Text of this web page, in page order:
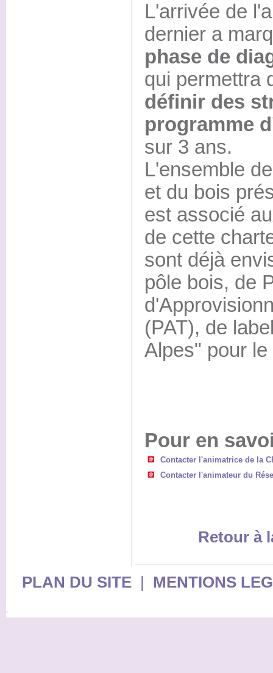
L'arrivée de
dernier a
phase de
qui permettra
définir des
programme
sur 3 ans.
L'ensemble
et du bois
est associé
de cette
sont déjà
pôle bois, de
(PAT), de
Alpes" pour
Pour en
Contacter l'animatrice de la
Contacter l'animateur du
Retour à
PLAN DU SITE| MENTIONS